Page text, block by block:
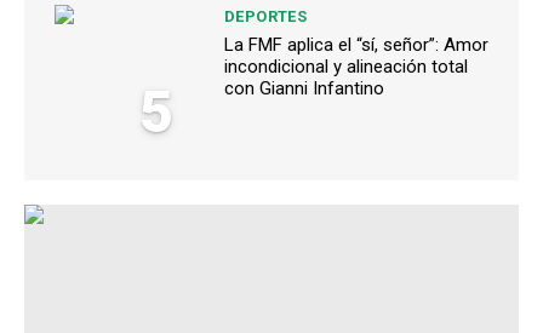
5
DEPORTES
La FMF aplica el “sí, señor”: Amor
incondicional y alineación total
con Gianni Infantino